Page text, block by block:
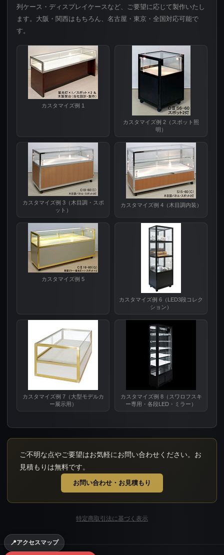
列ケース・ディスプレイケースなど、ご要望に応じて製作いたし
ます。大阪・関西はもちろん、名古屋・東京・全国対応可能で
す。
カスタマイズ例 1
カスタマイズ例 2（スポット照
明）
カスタマイズ例 3（木目調・スポ
ット）
カスタマイズ例 4（木目調内装）
カスタマイズ例 5
カスタマイズ例 6（LED3段コレク
ション）
カスタマイズ例 7（大型モデルカ
ー展示用）
カスタマイズ例 8（スワロフスキ
ー専用・各段LED・ミラー）
表記寸法は全て外寸です。総高さとはキャスターを含んだ高さ（全高）
平ケースに関しましては、「F／S／C／N」を「FII／SII／CII／NII」と
平ケース（腰無タイプ）ガラス面の高さ：約750mm
※後付け用のシリンダー錠（ノコギリ錠）を除き、ケース納品後のオプ
オプション一覧
ご不明な点やご要望はお気軽にお問い合わせください。お
見積もりは無料です。
お問い合わせ・お見積もり
特定商取引法に基づく表示
📍アクセスマップ